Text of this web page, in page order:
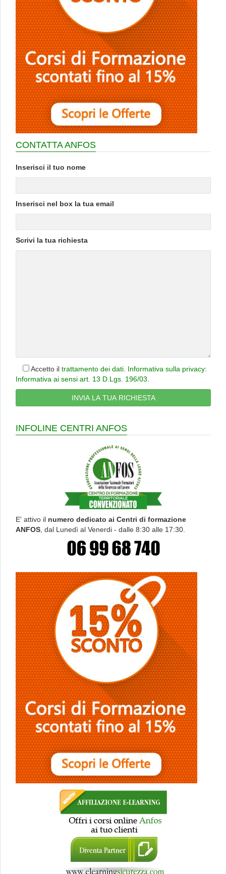
CONTATTA ANFOS
Inserisci il tuo nome
Inserisci nel box la tua email
Scrivi la tua richiesta
Accetto il trattamento dei dati Informativa sulla privacy:
Informativa ai sensi art. 13 D.Lgs. 196/03
INFOLINE CENTRI ANFOS
E' attivo il numero dedicato ai Centri di formazione
ANFOS , dal Lunedì al Venerdi - dalle 8:30 alle 17:30.